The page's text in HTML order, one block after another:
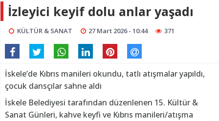
İzleyici keyif dolu anlar yaşadı
KÜLTÜR & SANAT 27 Mart 2026 - 10:44 371
İskele’de Kıbrıs manileri okundu, tatlı atışmalar yapıldı,
çocuk dansçılar sahne aldı
İskele Belediyesi tarafından düzenlenen 15. Kültür &
Sanat Günleri, kahve keyfi ve Kıbrıs manileri/atışma